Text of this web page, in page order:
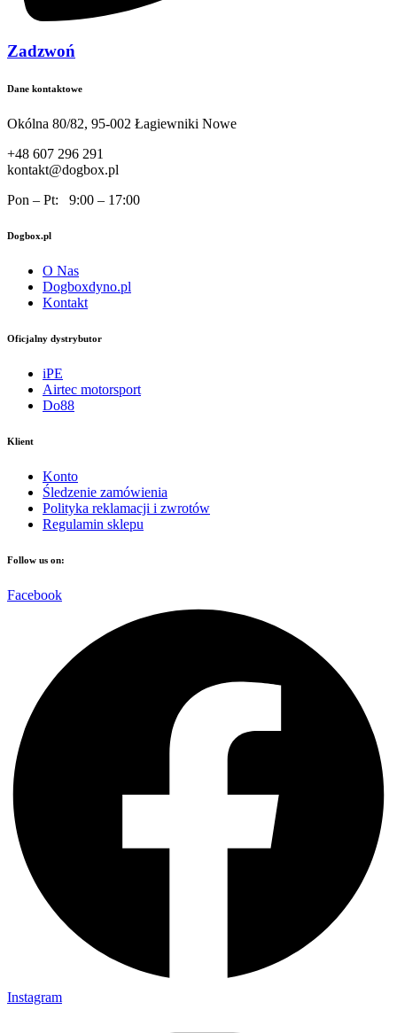
Zadzwoń
Dane kontaktowe
Okólna 80/82, 95-002 Łagiewniki Nowe
+48 607 296 291
kontakt@dogbox.pl
Pon – Pt: 9:00 – 17:00
Dogbox.pl
O Nas
Dogboxdyno.pl
Kontakt
Oficjalny dystrybutor
iPE
Airtec motorsport
Do88
Klient
Konto
Śledzenie zamówienia
Polityka reklamacji i zwrotów
Regulamin sklepu
Follow us on:
Facebook
Instagram